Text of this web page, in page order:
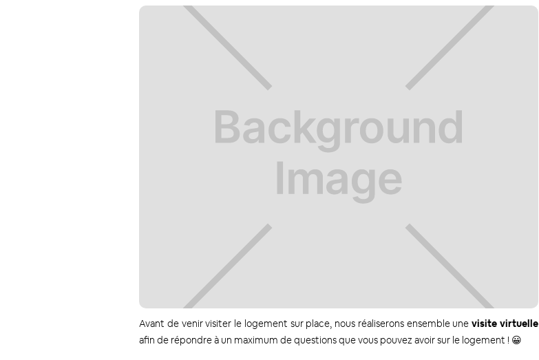
Avant de venir visiter le logement sur place, nous réaliserons ensemble unevisite virtuelle
afin de répondre à un maximum de questions que vous pouvez avoir sur le logement ! 😀